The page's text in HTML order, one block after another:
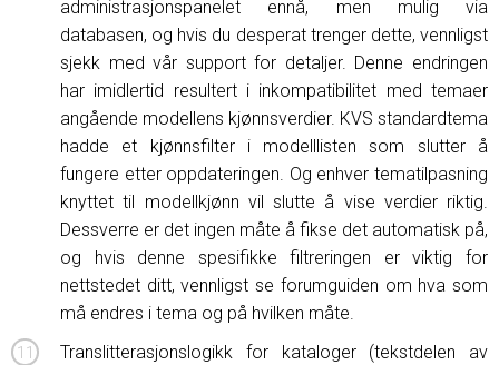
administrasjonspanelet ennå, men mulig via
databasen, og hvis du desperat trenger dette, vennligst
sjekk med vår support for detaljer. Denne endringen
har imidlertid resultert i inkompatibilitet med temaer
angående modellens kjønnsverdier. KVS standardtema
hadde et kjønnsfilter i modelllisten som slutter å
fungere etter oppdateringen. Og enhver tematilpasning
knyttet til modellkjønn vil slutte å vise verdier riktig.
Dessverre er det ingen måte å fikse det automatisk på,
og hvis denne spesifikke filtreringen er viktig for
nettstedet ditt, vennligst se forumguiden om hva som
må endres i tema og på hvilken måte.
Translitterasjonslogikk for kataloger (tekstdelen av